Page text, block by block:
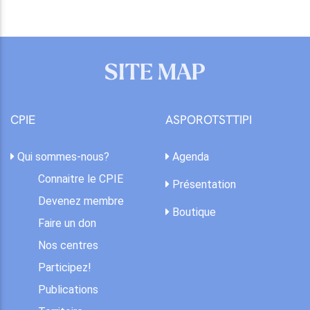
SITE MAP
CPIE
Qui sommes-nous?
Connaitre le CPIE
Devenez membre
Faire un don
Nos centres
Participez!
Publications
ASPOROTSTTIPI
Agenda
Présentation
Boutique